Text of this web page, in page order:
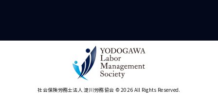
社会保険労務士法人 淀川労務協会 © 2026 All Rights Reserved.